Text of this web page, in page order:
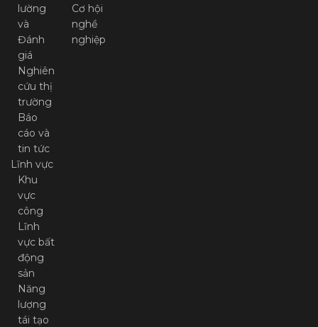
lường
và
Đánh
giá
Nghiên
cứu thị
trường
Báo
cáo và
tin tức
Lĩnh vực
Khu
vực
công
Lĩnh
vực bất
động
sản
Năng
lượng
tái tạo
Cơ hội
nghề
nghiệp